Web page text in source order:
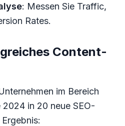
: Messen Sie Traffic,
Rates.
Content-
im Bereich
in 20 neue SEO-